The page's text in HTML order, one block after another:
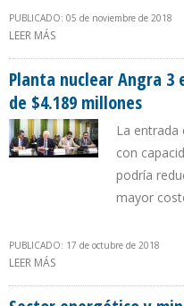
PUBLICADO: 05 de noviembre de 2018
LEER MÁS
RED PÚBLICA
Planta nuclear Angra 3
de $4.189 millones
La
con
podría
mayor
PUBLICADO: 17 de octubre de 2018
LEER MÁS